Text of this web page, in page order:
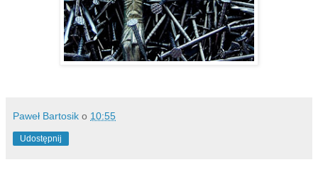
Paweł Bartosik o 10:55
Udostępnij